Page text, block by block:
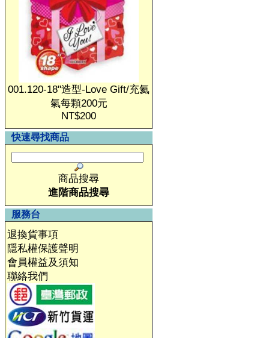
001.120-18"造型-Love Gift/充氦
氣每顆200元
NT$200
快速尋找商品
商品搜尋
進階商品搜尋
服務台
退換貨事項
隱私權保護聲明
會員權益及須知
聯絡我們